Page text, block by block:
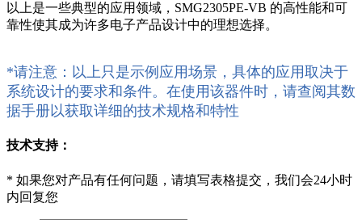
以上是一些典型的应用领域，SMG2305PE-VB 的高性能和可
靠性使其成为许多电子产品设计中的理想选择。
*请注意：以上只是示例应用场景，具体的应用取决于
系统设计的要求和条件。在使用该器件时，请查阅其数
据手册以获取详细的技术规格和特性
技术支持：
* 如果您对产品有任何问题，请填写表格提交，我们会24小时
内回复您